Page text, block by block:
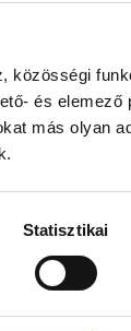
közösségi
és
más olyan
Statisztikai